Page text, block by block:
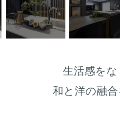
生活感を
和と洋の融